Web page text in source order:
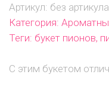
Артикул: без артикула
Категория:
Теги: букет пионов,
С этим букетом